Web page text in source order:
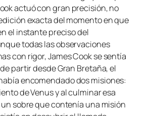
actuó con gran precisión, no
exacta del momento en que
el instante preciso del
todas las observaciones
con rigor, James Cook se sentía
partir desde Gran Bretaña, el
encomendado dos misiones:
de Venus y al culminar esa
sobre que contenía una misión